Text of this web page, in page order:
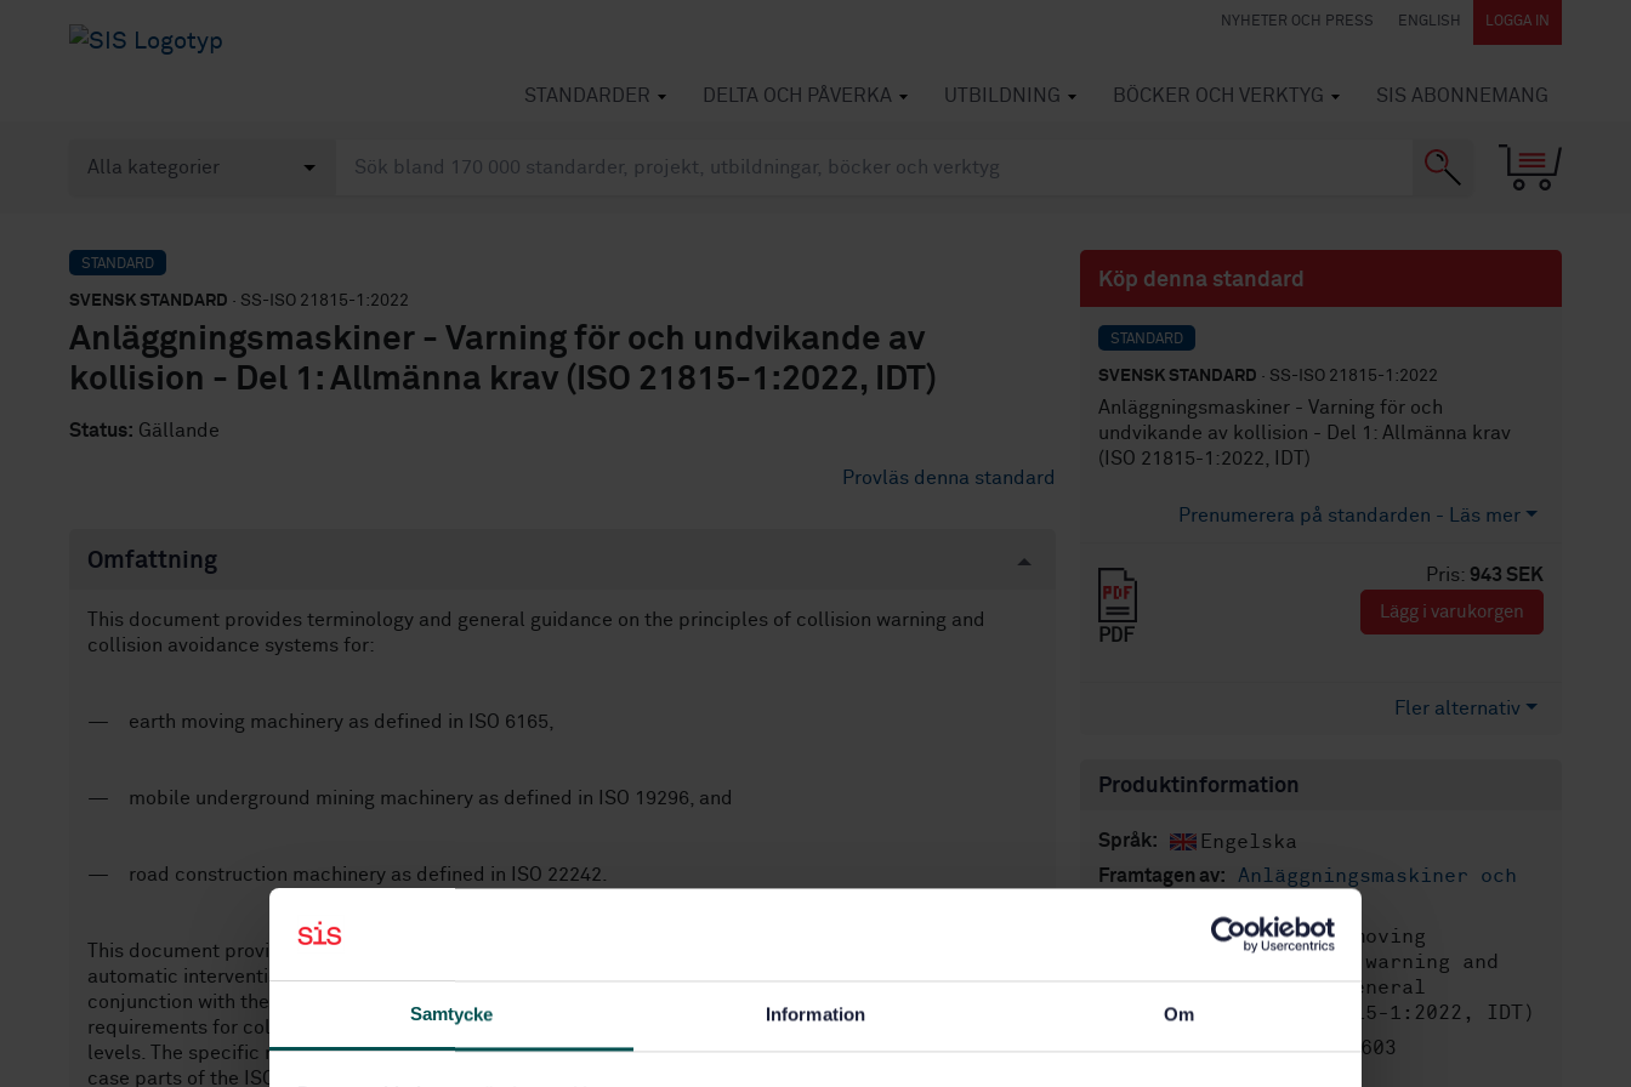
Samtycke Information Om
NYHETER OCH PRESS ENGLISH LOGGA IN
STANDARDER DELTA OCH PÅVERKA UTBILDNING BÖCKER OCH VERKTYG SIS ABONNEMANG
STANDARD
SVENSK STANDARD · SS-ISO 21815-1:2022
Anläggningsmaskiner - Varning för och undvikande av
kollision - Del 1: Allmänna krav (ISO 21815-1:2022, IDT)
Status: Gällande
Provläs denna standard
Omfattning
This document provides terminology and general guidance on the principles of collision warning and
collision avoidance systems for:
— earth moving machinery as defined in ISO 6165,
— mobile underground mining machinery as defined in ISO 19296, and
— road construction machinery as defined in ISO 22242.
This document provides general requirements for detection of objects, warnings to the operator,
automatic intervention control to avoid collision, and test procedures. It is intended to be used in
conjunction with the other parts of the ISO 21815 series, which provide detailed guidance and
requirements for collision warning and collision avoidance systems and determining risk areas and risk
levels. The specific requirements and definitions for particular types of machines are defined in the use
case parts of the ISO 21815 series.
Köp denna standard
STANDARD
SVENSK STANDARD · SS-ISO 21815-1:2022
Anläggningsmaskiner - Varning för och
undvikande av kollision - Del 1: Allmänna krav
(ISO 21815-1:2022, IDT)
Prenumerera på standarden - Läs mer
Pris: 943 SEK
PDF
Lägg i varukorgen
Fler alternativ
Produktinformation
Språk: Engelska
Framtagen av:
Anläggningsmaskiner och
Internationell titel:Earth-moving
machinery — Collision warning and
avoidance — Part 1: General
requirements (ISO 21815-1:2022, IDT)
Artikelnummer:STD-80033603